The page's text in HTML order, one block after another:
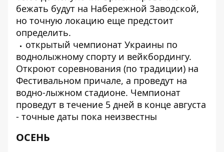
бежать будут на Набережной Заводской,
но точную локацию еще предстоит
определить.
открытый чемпионат Украины по
воднолыжному спорту и вейкбордингу.
Откроют соревнования (по традиции) на
Фестивальном причале, а проведут на
водно-лыжном стадионе. Чемпионат
проведут в течение 5 дней в конце августа
- точные даты пока неизвестны
ОСЕНЬ